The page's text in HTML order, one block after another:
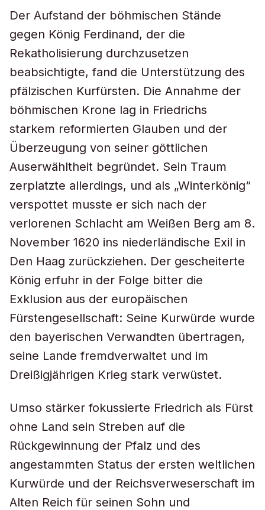
Der Aufstand der böhmischen Stände
gegen König Ferdinand, der die
Rekatholisierung durchzusetzen
beabsichtigte, fand die Unterstützung des
pfälzischen Kurfürsten. Die Annahme der
böhmischen Krone lag in Friedrichs
starkem reformierten Glauben und der
Überzeugung von seiner göttlichen
Auserwähltheit begründet. Sein Traum
zerplatzte allerdings, und als „Winterkönig“
verspottet musste er sich nach der
verlorenen Schlacht am Weißen Berg am 8.
November 1620 ins niederländische Exil in
Den Haag zurückziehen. Der gescheiterte
König erfuhr in der Folge bitter die
Exklusion aus der europäischen
Fürstengesellschaft: Seine Kurwürde wurde
den bayerischen Verwandten übertragen,
seine Lande fremdverwaltet und im
Dreißigjährigen Krieg stark verwüstet.
Umso stärker fokussierte Friedrich als Fürst
ohne Land sein Streben auf die
Rückgewinnung der Pfalz und des
angestammten Status der ersten weltlichen
Kurwürde und der Reichsverweserschaft im
Alten Reich für seinen Sohn und